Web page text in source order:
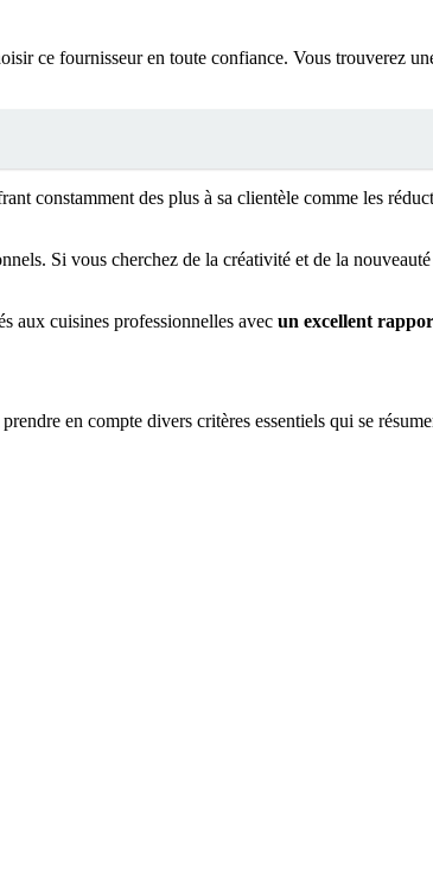
ce fournisseur en toute confiance. Vous trouverez
constamment des plus à sa clientèle comme les
Si vous cherchez de la créativité et de la
aux cuisines professionnelles avec un excellent
en compte divers critères essentiels qui se